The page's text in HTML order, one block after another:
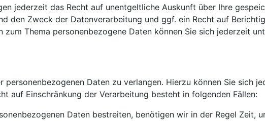
jederzeit das Recht auf unentgeltliche Auskunft über Ihre
den Zweck der Datenverarbeitung und ggf. ein Recht auf
Thema personenbezogene Daten können Sie sich jederzeit
personenbezogenen Daten zu verlangen. Hierzu können Sie sich
auf Einschränkung der Verarbeitung besteht in folgenden Fällen:
Daten bestreiten, benötigen wir in der Regel Zeit,